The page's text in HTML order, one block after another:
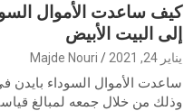
كيف ساعدت الأموال
إلى البيت الأبيض
يناير 24, 2021 Majde Nouri
ساعدت الأموال السوداء بايدن
وذلك من خلال جمعه لمبالغ